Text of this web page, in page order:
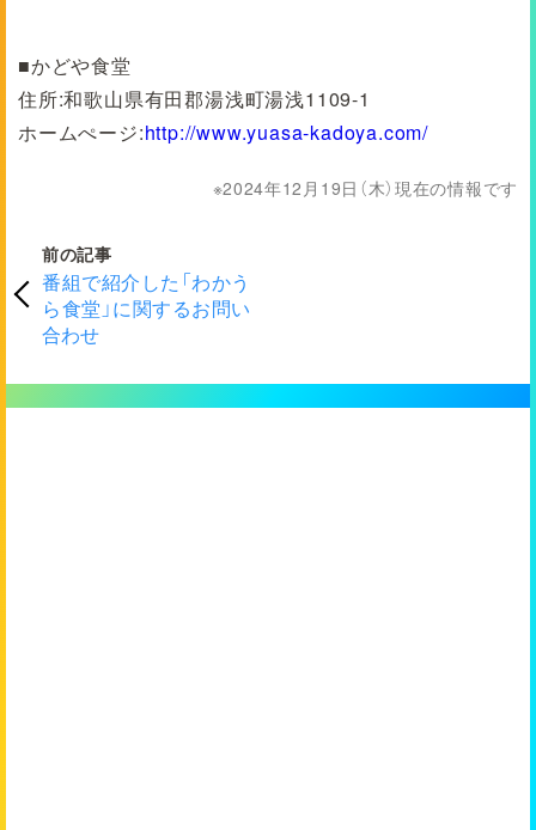
■かどや食堂
住所:和歌山県有田郡湯浅町湯浅1109-1
ホームぺージ:http://www.yuasa-kadoya.com/
2024年12月19日（木）現在の情報です
前の記事
番組で紹介した「わかう
ら食堂」に関するお問い
合わせ